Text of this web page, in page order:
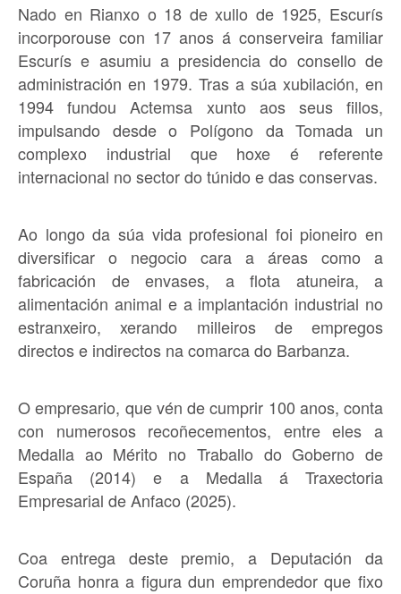
Nado en Rianxo o 18 de xullo de 1925, Escurís
incorporouse con 17 anos á conserveira familiar
Escurís e asumiu a presidencia do consello de
administración en 1979. Tras a súa xubilación, en
1994 fundou Actemsa xunto aos seus fillos,
impulsando desde o Polígono da Tomada un
complexo industrial que hoxe é referente
internacional no sector do túnido e das conservas.
Ao longo da súa vida profesional foi pioneiro en
diversificar o negocio cara a áreas como a
fabricación de envases, a flota atuneira, a
alimentación animal e a implantación industrial no
estranxeiro, xerando milleiros de empregos
directos e indirectos na comarca do Barbanza.
O empresario, que vén de cumprir 100 anos, conta
con numerosos recoñecementos, entre eles a
Medalla ao Mérito no Traballo do Goberno de
España (2014) e a Medalla á Traxectoria
Empresarial de Anfaco (2025).
Coa entrega deste premio, a Deputación da
Coruña honra a figura dun emprendedor que fixo